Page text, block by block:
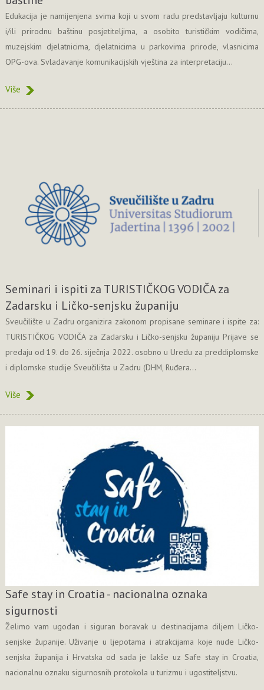
Edukacija je namijenjena svima koji u svom radu predstavljaju kulturnu
i/ili prirodnu baštinu posjetiteljima, a osobito turističkim vodičima,
muzejskim djelatnicima, djelatnicima u parkovima prirode, vlasnicima
OPG-ova. Svladavanje komunikacijskih vještina za interpretaciju...
Više
Seminari i ispiti za TURISTIČKOG VODIČA za
Zadarsku i Ličko-senjsku županiju
Sveučilište u Zadru organizira zakonom propisane seminare i ispite za:
TURISTIČKOG VODIČA za Zadarsku i Ličko-senjsku županiju Prijave se
predaju od 19. do 26. siječnja 2022. osobno u Uredu za preddiplomske
i diplomske studije Sveučilišta u Zadru (DHM, Ruđera...
Više
Safe stay in Croatia - nacionalna oznaka
sigurnosti
Želimo vam ugodan i siguran boravak u destinacijama diljem Ličko-
senjske županije. Uživanje u ljepotama i atrakcijama koje nude Ličko-
senjska županija i Hrvatska od sada je lakše uz Safe stay in Croatia,
nacionalnu oznaku sigurnosnih protokola u turizmu i ugostiteljstvu.